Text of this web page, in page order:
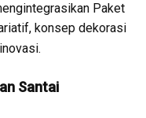
Paket
konsep dekorasi
Santai